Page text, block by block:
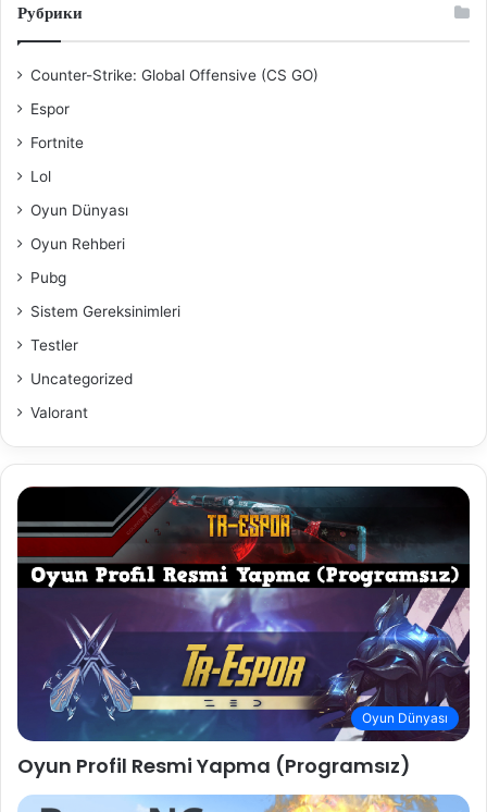
Рубрики
Counter-Strike: Global Offensive (CS GO)
Espor
Fortnite
Lol
Oyun Dünyası
Oyun Rehberi
Pubg
Sistem Gereksinimleri
Testler
Uncategorized
Valorant
Oyun Dünyası
Oyun Profil Resmi Yapma (Programsız)